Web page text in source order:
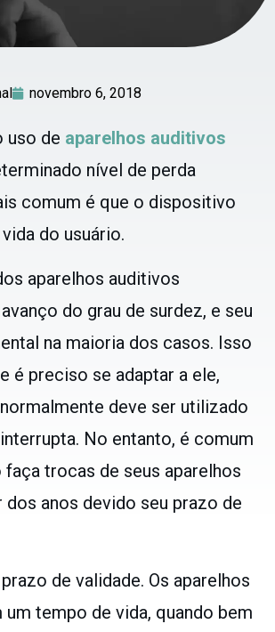
novembro 6, 2018
uso de aparelhos auditivos
nível de perda
comum é que o dispositivo
do usuário.
aparelhos auditivos
do grau de surdez, e seu
na maioria dos casos. Isso
é preciso se adaptar a ele,
deve ser utilizado
No entanto, é comum
faça trocas de seus aparelhos
dos anos devido seu prazo de
de validade. Os aparelhos
tempo de vida, quando bem